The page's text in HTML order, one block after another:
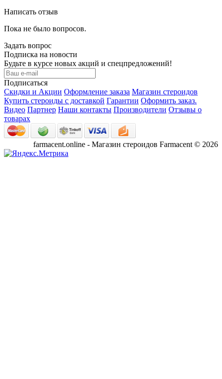
Написать отзыв
Пока не было вопросов.
Задать вопрос
Подписка на новости
Будьте в курсе новых акций и спецпредложений!
Подписаться
Скидки и Акции Оформление заказа Магазин стероидов
Купить стероиды с доставкой Гарантии Оформить заказ.
Видео Партнер Наши контакты Производители Отзывы о
товарах
farmacent.online - Магазин стероидов Farmacent © 2026